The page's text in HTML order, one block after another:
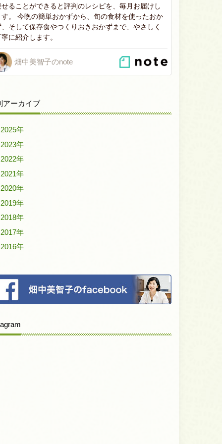
せることができると評判のレシピを、毎月お届けし
す。 今晩の簡単おかずから、旬の食材を使ったおか
、そして保存食やつくりおきおかずまで、やさしく
に紹介します。
畑中美智子のnote
アーカイブ
2025年
2023年
2022年
2021年
2020年
2019年
2018年
2017年
2016年